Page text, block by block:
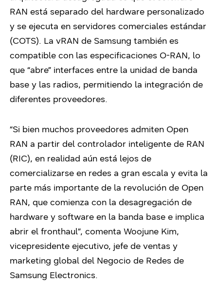
RAN está separado del hardware personalizado
y se ejecuta en servidores comerciales estándar
(COTS). La vRAN de Samsung también es
compatible con las especificaciones O-RAN, lo
que “abre” interfaces entre la unidad de banda
base y las radios, permitiendo la integración de
diferentes proveedores.
“Si bien muchos proveedores admiten Open
RAN a partir del controlador inteligente de RAN
(RIC), en realidad aún está lejos de
comercializarse en redes a gran escala y evita la
parte más importante de la revolución de Open
RAN, que comienza con la desagregación de
hardware y software en la banda base e implica
abrir el fronthaul”, comenta Woojune Kim,
vicepresidente ejecutivo, jefe de ventas y
marketing global del Negocio de Redes de
Samsung Electronics.